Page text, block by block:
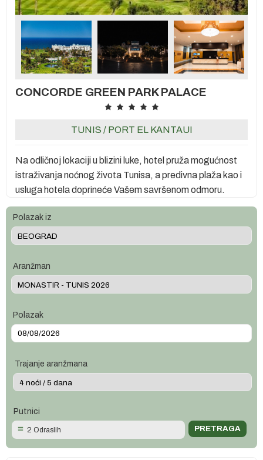
CONCORDE GREEN PARK PALACE
TUNIS / PORT EL KANTAUI
Na odličnoj lokaciji u blizini luke, hotel pruža mogućnost
istraživanja noćnog života Tunisa, a predivna plaža kao i
usluga hotela doprineće Vašem savršenom odmoru.
Polazak iz
Aranžman
Polazak
Trajanje aranžmana
Putnici
2 Odraslih